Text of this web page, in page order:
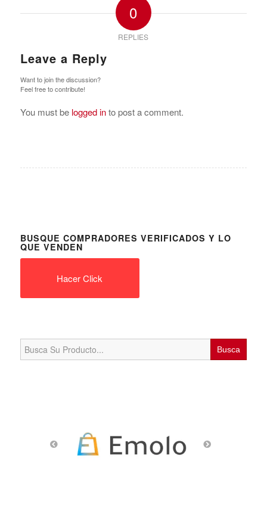
0
REPLIES
Leave a Reply
Want to join the discussion?
Feel free to contribute!
You must be logged into post a comment.
BUSQUE COMPRADORES VERIFICADOS Y LO
QUE VENDEN
Hacer Click
Search
for: